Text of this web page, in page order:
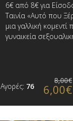
6€ από 8€ για
Ταινία «Αυτό που
μια γαλλική κομεντί
γυναικεία
Αγορές: 76
8,00€
6,00€